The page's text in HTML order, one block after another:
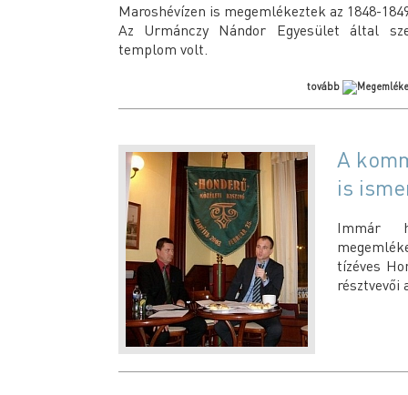
Maroshévízen is megemlékeztek az 1848-
Az Urmánczy Nándor Egyesület által
templom volt.
tovább
A
is
Immár
tízéves
résztvevői